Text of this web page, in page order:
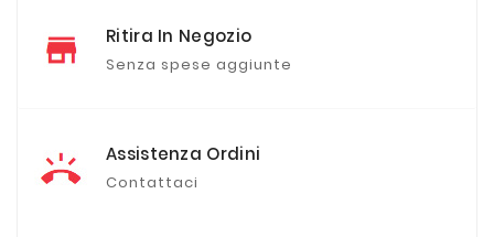
Ritira In Negozio
Senza spese aggiunte
Assistenza Ordini
Contattaci